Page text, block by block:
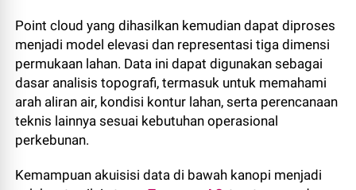
Point cloud yang dihasilkan kemudian dapat diproses
menjadi model elevasi dan representasi tiga dimensi
permukaan lahan. Data ini dapat digunakan sebagai
dasar analisis topografi, termasuk untuk memahami
arah aliran air, kondisi kontur lahan, serta perencanaan
teknis lainnya sesuai kebutuhan operasional
perkebunan.
Kemampuan akuisisi data di bawah kanopi menjadi